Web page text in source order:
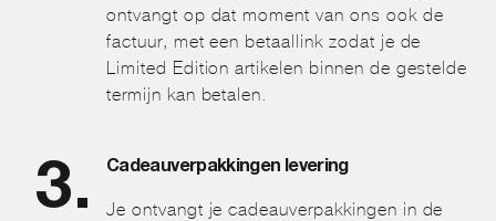
ontvangt op dat moment van ons ook de
factuur, met een betaallink zodat je de
Limited Edition artikelen binnen de gestelde
termijn kan betalen.
Cadeauverpakkingen levering
Je ontvangt je cadeauverpakkingen in de